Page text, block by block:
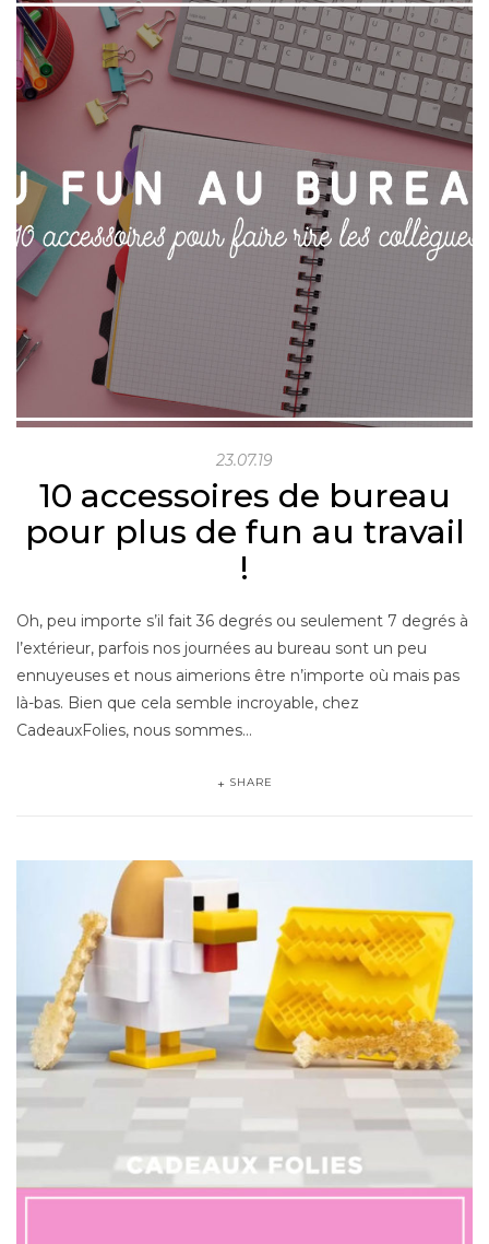
23.07.19
10 accessoires de bureau
pour plus de fun au travail
!
Oh, peu importe s’il fait 36 degrés ou seulement 7 degrés à
l’extérieur, parfois nos journées au bureau sont un peu
ennuyeuses et nous aimerions être n’importe où mais pas
là-bas. Bien que cela semble incroyable, chez
CadeauxFolies, nous sommes…
SHARE